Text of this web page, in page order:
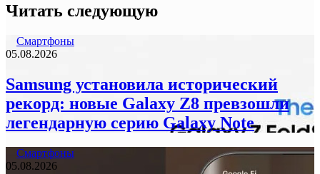
Читать следующую
Смартфоны
05.08.2026
Samsung установила исторический
рекорд: новые Galaxy Z8 превзошли
легендарную серию Galaxy Note
Смартфоны
05.08.2026